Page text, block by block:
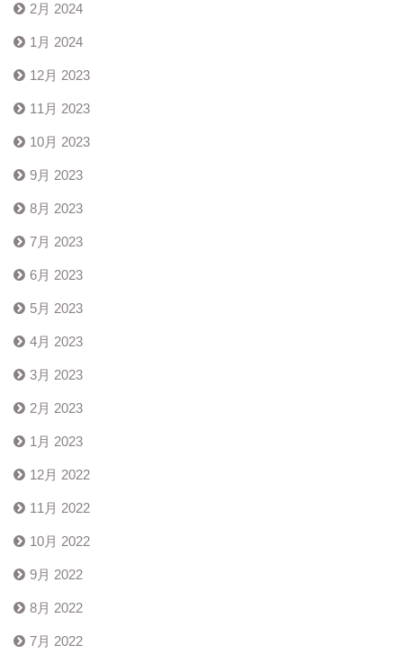
2月 2024
1月 2024
12月 2023
11月 2023
10月 2023
9月 2023
8月 2023
7月 2023
6月 2023
5月 2023
4月 2023
3月 2023
2月 2023
1月 2023
12月 2022
11月 2022
10月 2022
9月 2022
8月 2022
7月 2022